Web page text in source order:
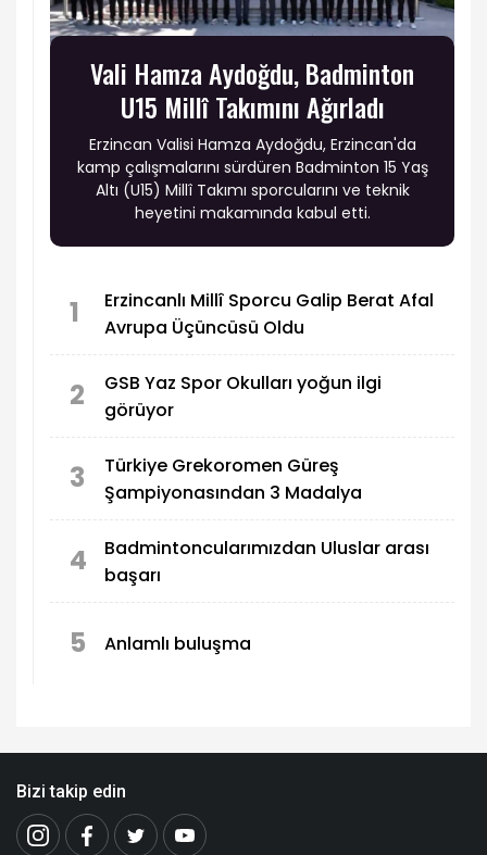
Vali Hamza Aydoğdu, Badminton
U15 Millî Takımını Ağırladı
Erzincan Valisi Hamza Aydoğdu, Erzincan'da
kamp çalışmalarını sürdüren Badminton 15 Yaş
Altı (U15) Millî Takımı sporcularını ve teknik
heyetini makamında kabul etti.
1
Erzincanlı Millî Sporcu Galip Berat Afal
Avrupa Üçüncüsü Oldu
2
GSB Yaz Spor Okulları yoğun ilgi
görüyor
3
Türkiye Grekoromen Güreş
Şampiyonasından 3 Madalya
4
Badmintoncularımızdan Uluslar arası
başarı
5 Anlamlı buluşma
Bizi takip edin